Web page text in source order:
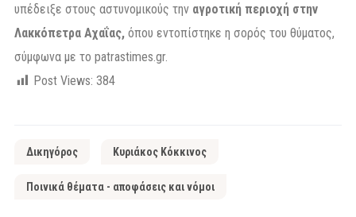
υπέδειξε στους αστυνομικούς την αγροτική περιοχή στην
Λακκόπετρα Αχαΐας, όπου εντοπίστηκε η σορός του θύματος,
σύμφωνα με το patrastimes.gr.
Post Views: 384
Δικηγόρος Κυριάκος Κόκκινος
Ποινικά θέματα - αποφάσεις και νόμοι